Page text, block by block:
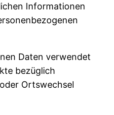
Informationen
Daten verwendet
bezüglich
Ortswechsel